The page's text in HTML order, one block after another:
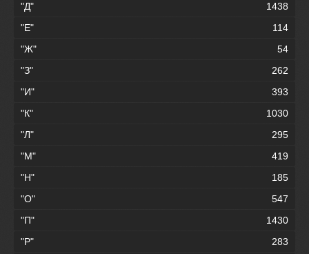
"Д"
1438
"Е"
114
"Ж"
54
"З"
262
"И"
393
"К"
1030
"Л"
295
"М"
419
"Н"
185
"О"
547
"П"
1430
"Р"
283